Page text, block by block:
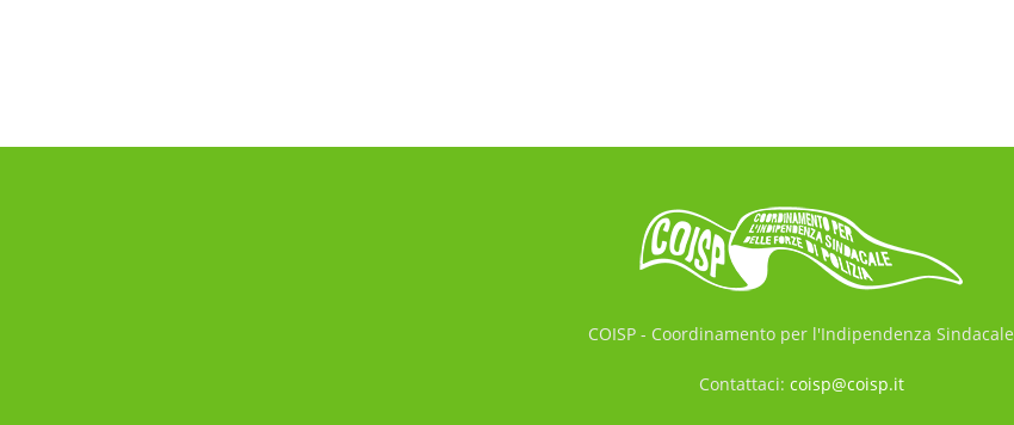
COISP - Coordinamento per l'Indipendenza Sindacale
Contattaci: coisp@coisp.it